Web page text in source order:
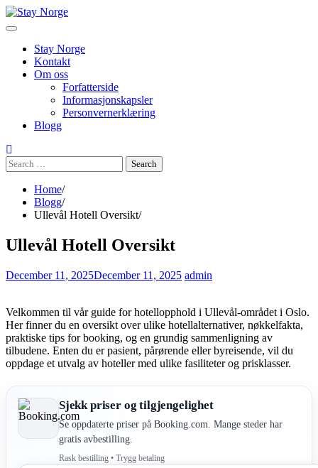
Skip
to
Stay Norge
Kontakt
Om oss
Forfatterside
Informasjonskapsler
Personvernerklæring
Blogg
Search
for:
Home
Blogg
Ullevål Hotell Oversikt
Ullevål Hotell Oversikt
December 11, 2025December 11, 2025 admin
Velkommen til vår guide for hotellopphold i Ullevål-området i Oslo.
Her finner du en oversikt over ulike hotellalternativer, nøkkelfakta,
praktiske tips for booking, og en grundig sammenligning av
tilbudene. Enten du er pasient, pårørende eller byreisende, vil du
oppdage et utvalg av hoteller med ulike fasiliteter og prisklasser.
Sjekk priser og tilgjengelighet
Se oppdaterte priser på Booking.com. Mange steder har
gratis avbestilling.
Rask bestilling • Trygg betaling